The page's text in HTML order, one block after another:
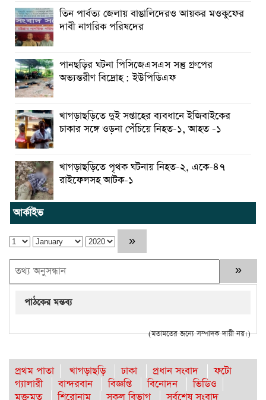
তিন পার্বত্য জেলায় বাঙালিদেরও আয়কর মওকুফের
দাবী নাগরিক পরিষদের
পানছড়ির ঘটনা পিসিজেএসএস সন্তু গ্রুপের
অভ্যন্তরীণ বিদ্রোহ : ইউপিডিএফ
খাগড়াছড়িতে দুই সপ্তাহের ব্যবধানে ইজিবাইকের
চাকার সঙ্গে ওড়না পেঁচিয়ে নিহত-১, আহত -১
খাগড়াছড়িতে পৃথক ঘটনায় নিহত-২, একে-৪৭
রাইফেলসহ আটক-১
আর্কাইভ
পাঠকের মন্তব্য
(মতামতের জন্যে সম্পাদক দায়ী নয়।)
প্রথম পাতা খাগড়াছড়ি ঢাকা প্রধান সংবাদ
ফটো
গ্যালারী
বান্দরবান বিজ্ঞপ্তি বিনোদন
ভিডিও